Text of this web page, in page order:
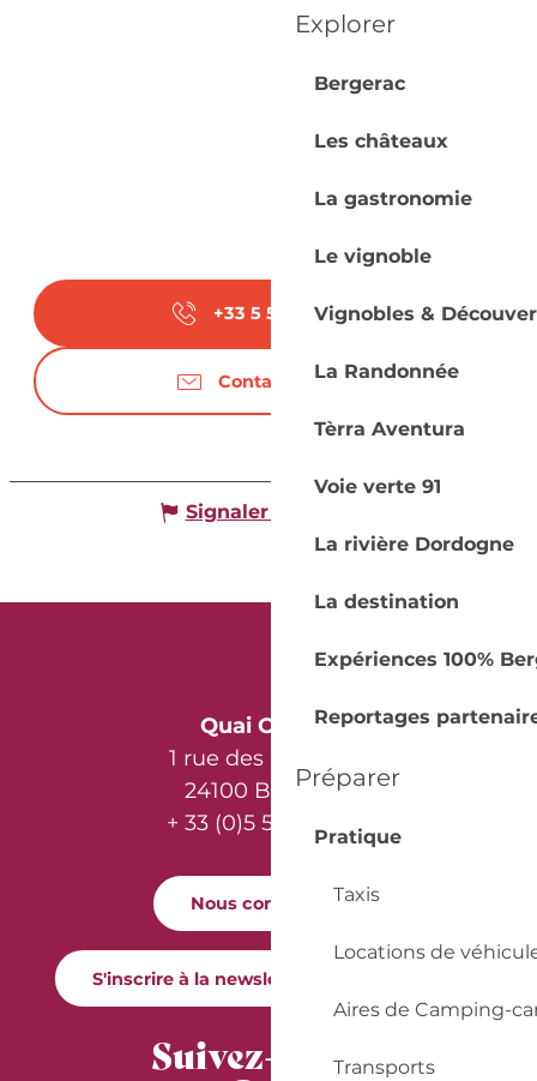
Explorer
Bergerac
Les châteaux
La gastronomie
Le vignoble
Vignobles &
La Randonnée
Tèrra Aventura
Voie verte 91
La rivière Dordogne
La destination
Expériences 100%
Reportages
Préparer
Pratique
Taxis
Locations de
Aires de Camping-
Transports
+33 5 53 22 12▒▒
Contactez-nous
Signaler une erreur
Quai Cyrano
1 rue des Récollets
24100 Bergerac
+ 33 (0)5 53 57 03 11
Nous contacter
S'inscrire à la newsletter Quai Cyrano
Suivez-nous !